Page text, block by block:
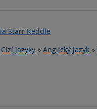
Starr Keddle
Cizí jazyky »Anglický jazyk »